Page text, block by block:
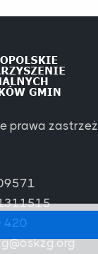
prawa
420